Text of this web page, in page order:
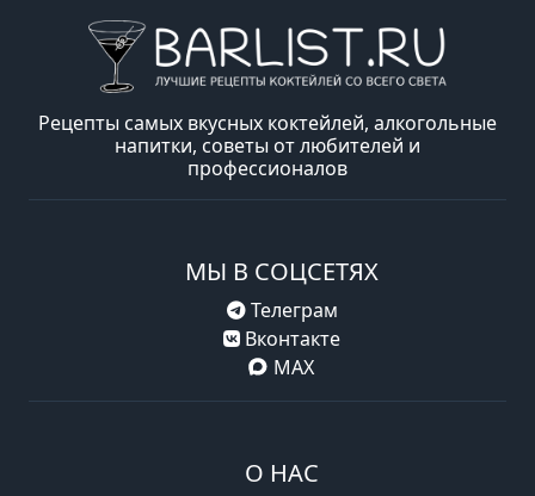
Рецепты самых вкусных коктейлей, алкогольные
напитки, советы от любителей и
профессионалов
МЫ В СОЦСЕТЯХ
Телеграм
Вконтакте
MAX
О НАС